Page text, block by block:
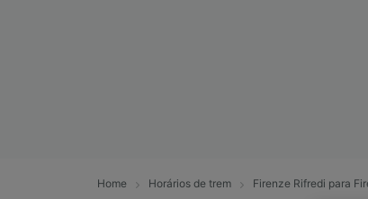
Home Horários de trem Firenze Rifredi para